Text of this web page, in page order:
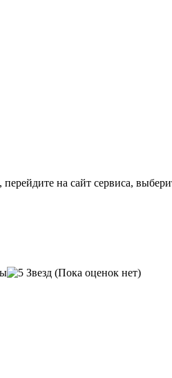
на сайт сервиса,
(Пока оценок нет)